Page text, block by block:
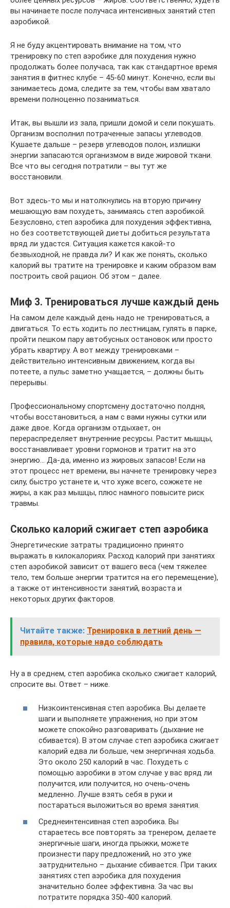
вы начинаете после получаса интенсивных занятий степ
аэробикой.
Я не буду акцентировать внимание на том, что
тренировку по степ аэробике для похудения нужно
продолжать более получаса, так как стандартное время
занятия в фитнес клубе – 45-60 минут. Конечно, если вы
занимаетесь дома, следите за тем, чтобы вам хватало
времени полноценно позаниматься.
Итак, вы вышли из зала, пришли домой и сели покушать.
Организм восполнил потраченные запасы углеводов.
Кушаете дальше – резерв углеводов полон, излишки
энергии запасаются организмом в виде жировой ткани.
Все что вы сегодня потратили – вы тут же
восстановили.
Вот здесь-то мы и натолкнулись на вторую причину
мешающую вам похудеть, занимаясь степ аэробикой.
Безусловно, степ аэробика для похудения эффективна,
но без соответствующей диеты добиться результата
вряд ли удастся. Ситуация кажется какой-то
безвыходной, не правда ли? И как же понять, сколько
калорий вы тратите на тренировке и каким образом вам
построить свой рацион. Об этом – далее.
Миф 3. Тренироваться лучше каждый день
На самом деле каждый день надо не тренироваться, а
двигаться. То есть ходить по лестницам, гулять в парке,
пройти пешком пару автобусных остановок или просто
убрать квартиру. А вот между тренировками –
действительно интенсивным движением, когда вы
потеете, а пульс заметно учащается, – должны быть
перерывы.
Профессиональному спортсмену достаточно полдня,
чтобы восстановиться, а нам с вами нужны сутки или
даже двое. Когда организм отдыхает, он
перераспределяет внутренние ресурсы. Растит мышцы,
восстанавливает уровни гормонов и тратит на это
энергию… Да-да, именно из жировых запасов! Если на
этот процесс нет времени, вы начнете тренировку через
силу, быстро устанете и, что хуже всего, сожжете не
жиры, а как раз мышцы, плюс намного повысите риск
травмы.
Сколько калорий сжигает степ аэробика
Энергетические затраты традиционно принято
выражать в килокалориях. Расход калорий при занятиях
степ аэробикой зависит от вашего веса (чем тяжелее
тело, тем больше энергии тратится на его перемещение),
а также от интенсивности занятий, возраста и
некоторых других факторов.
Читайте также: Тренировка в летний день —
правила, которые надо соблюдать
Ну а в среднем, степ аэробика сколько сжигает калорий,
спросите вы. Ответ – ниже.
Низкоинтенсивная степ аэробика. Вы делаете
шаги и выполняете упражнения, но при этом
можете спокойно разговаривать (дыхание не
сбивается). В этом случае степ аэробика сжигает
калорий едва ли больше, чем энергичная ходьба.
Это около 250 калорий в час. Похудеть с
помощью аэробики в этом случае у вас вряд ли
получится, или получится, но очень-очень
медленно. Лучше взять себя в руки и
постараться выложиться во время занятия.
Среднеинтенсивная степ аэробика. Вы
стараетесь все повторять за тренером, делаете
энергичные шаги, иногда прыжки, можете
произнести пару предложений, но это уже
затруднительно – дыхание сбивается. При таких
занятиях степ аэробика для похудения
значительно более эффективна. За час вы
потратите порядка 350-400 калорий.